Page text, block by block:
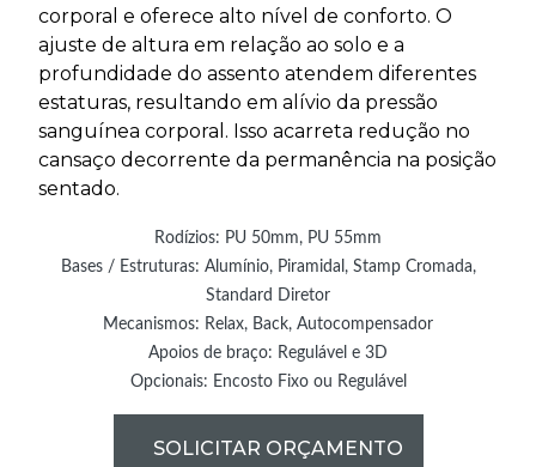
corporal e oferece alto nível de conforto. O
ajuste de altura em relação ao solo e a
profundidade do assento atendem diferentes
estaturas, resultando em alívio da pressão
sanguínea corporal. Isso acarreta redução no
cansaço decorrente da permanência na posição
sentado.
Rodízios: PU 50mm, PU 55mm
Bases / Estruturas: Alumínio, Piramidal, Stamp Cromada,
Standard Diretor
Mecanismos: Relax, Back, Autocompensador
Apoios de braço: Regulável e 3D
Opcionais: Encosto Fixo ou Regulável
SOLICITAR ORÇAMENTO